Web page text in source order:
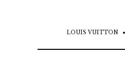
LOUIS VUITTON